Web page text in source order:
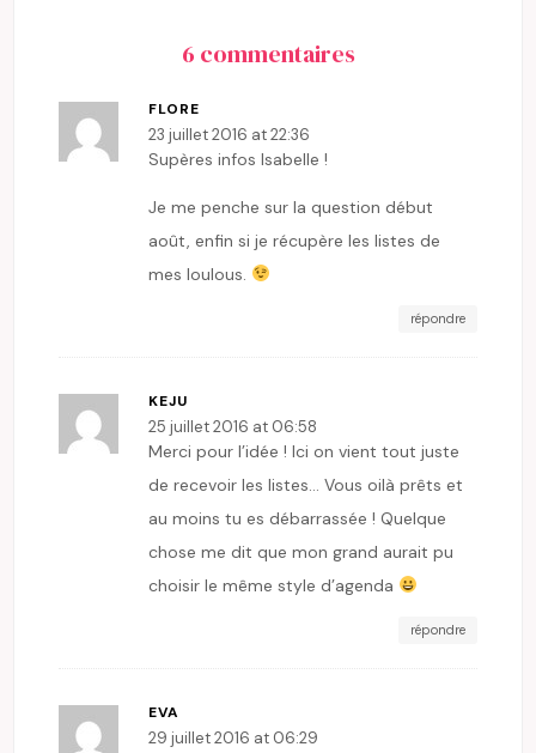
6 commentaires
FLORE
23 juillet 2016 at 22:36
Supères infos Isabelle !
Je me penche sur la question début
août, enfin si je récupère les listes de
mes loulous.
répondre
KEJU
25 juillet 2016 at 06:58
Merci pour l’idée ! Ici on vient tout juste
de recevoir les listes… Vous oilà prêts et
au moins tu es débarrassée ! Quelque
chose me dit que mon grand aurait pu
choisir le même style d’agenda
répondre
EVA
29 juillet 2016 at 06:29